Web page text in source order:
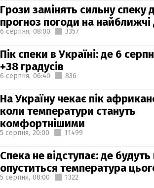
Грози замінять сильну спеку
прогноз погоди на найближчі
6 серпня, 08:00 3357
Пік спеки в Україні: де 6
+38 градусів
6 серпня, 06:40 836
На Україну чекає пік
коли температури стануть
комфортнішими
5 серпня, 20:00 11499
Спека не відступає: де
опуститься температура
5 серпня, 08:00 1322